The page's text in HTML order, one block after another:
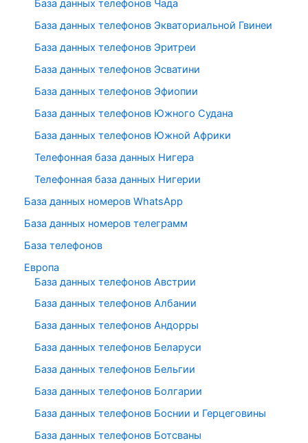
База данных телефонов Чада
База данных телефонов Экваториальной Гвинеи
База данных телефонов Эритреи
База данных телефонов Эсватини
База данных телефонов Эфиопии
База данных телефонов Южного Судана
База данных телефонов Южной Африки
Телефонная база данных Нигера
Телефонная база данных Нигерии
База данных номеров WhatsApp
База данных номеров телеграмм
База телефонов
Европа
База данных телефонов Австрии
База данных телефонов Албании
База данных телефонов Андорры
База данных телефонов Беларуси
База данных телефонов Бельгии
База данных телефонов Болгарии
База данных телефонов Боснии и Герцеговины
База данных телефонов Ботсваны